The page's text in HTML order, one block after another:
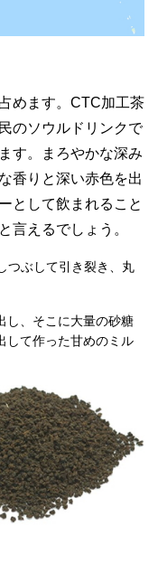
めます。CTC加工茶
のソウルドリンクで
す。まろやかな深み
香りと深い赤色を出
として飲まれること
言えるでしょう。
つぶして引き裂き、丸
し、そこに大量の砂糖
して作った甘めのミル